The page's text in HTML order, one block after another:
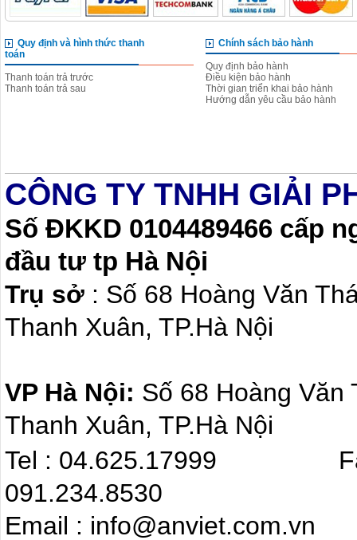
Quy định và hình thức thanh
toán
Thanh toán trả trước
Thanh toán trả sau
Chính sách bảo hành
Quy định bảo hành
Điều kiện bảo hành
Thời gian triển khai bảo hành
Hướng dẫn yêu cầu bảo hành
CÔNG TY TNHH GIẢI
Số ĐKKD 0104489466 cấp
đầu tư tp Hà Nội
Trụ sở : Số 68 Hoàng Văn
Thanh Xuân, TP.Hà Nội
VP Hà Nội: Số 68 Hoàng
Thanh Xuân, TP.Hà Nội
Tel : 04.625.17999
091.234.8530
Email :